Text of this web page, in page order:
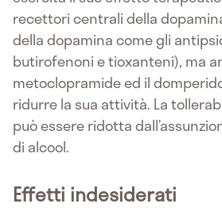
recettori centrali della
della dopamina come gli
butirofenoni e tioxanteni), ma
metoclopramide ed il
ridurre la sua attività. La
può essere ridotta
di alcool.
Effetti indesiderati